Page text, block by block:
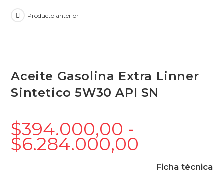
Producto anterior
Aceite Gasolina Extra Linner
Sintetico 5W30 API SN
$394.000,00 -
$6.284.000,00
Ficha técnica